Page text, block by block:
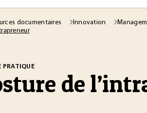
documentaires Innovation
PRATIQUE
de